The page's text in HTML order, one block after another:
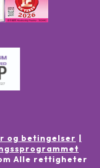
og betingelser
Alle rettigheter